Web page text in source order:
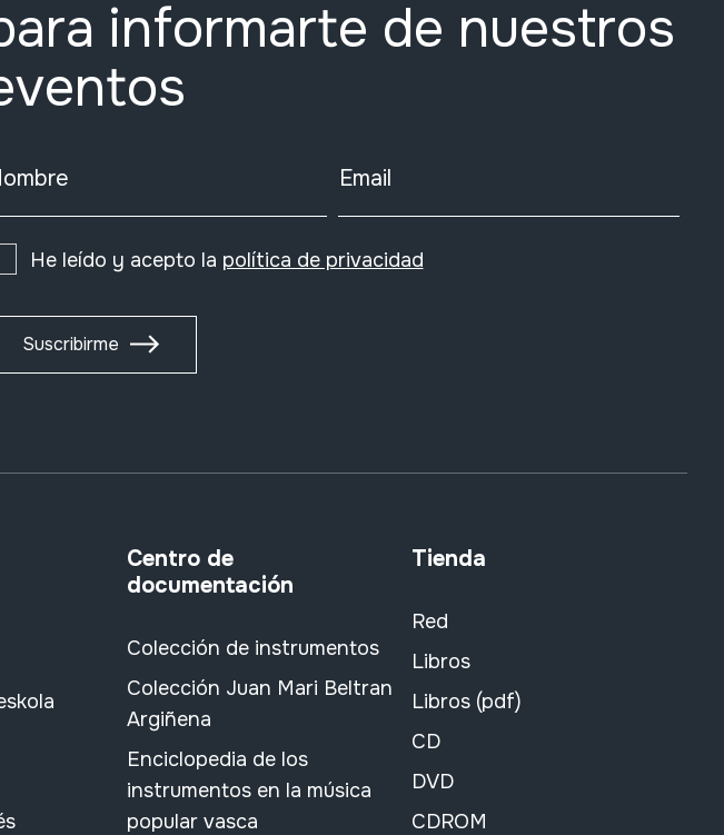
informarte de nuestros
Email
He leído y acepto la política de privacidad
Suscribirme
Centro de
documentación
Colección de instrumentos
Colección Juan Mari Beltran
Argiñena
Enciclopedia de los
instrumentos en la música
popular vasca
Tienda
Red
Libros
Libros (pdf)
CD
DVD
CDROM